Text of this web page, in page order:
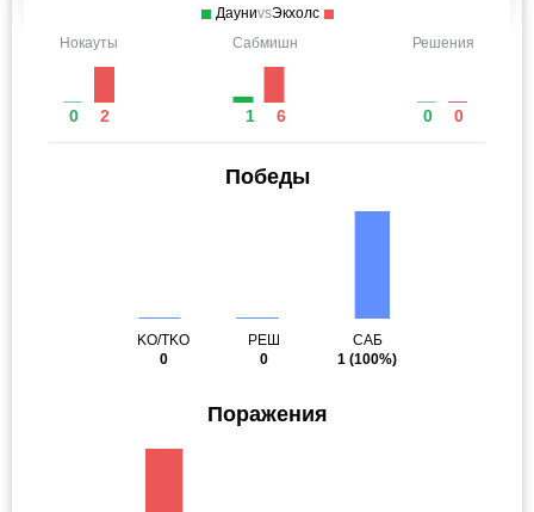
ДауниvsЭкхолс
Нокауты
0 2
Сабмишн
1 6
Решения
0 0
Победы
KO/TKO
0
РЕШ
0
САБ
1 (100%)
Поражения